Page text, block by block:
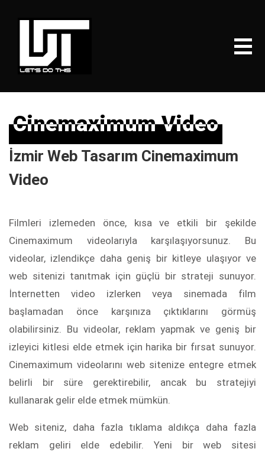
Cinemaximum Video
Cinemaximum Video
İzmir Web Tasarım Cinemaximum
Video
Filmleri izlemeden önce, kısa ve etkili bir şekilde
Cinemaximum videolarıyla karşılaşıyorsunuz. Bu
videolar, izlendikçe daha geniş bir kitleye ulaşıyor ve
web sitenizi tanıtmak için güçlü bir strateji sunuyor.
İnternetten video izlerken veya sinemada film
başlamadan önce karşınıza çıktıklarını görmüş
olabilirsiniz. Bu videolar, reklam yapmak ve geniş bir
izleyici kitlesi elde etmek için harika bir fırsat sunuyor.
Cinemaximum videolarını web sitenize entegre etmek
belirli bir süre gerektirebilir, ancak bu stratejiyi
kullanarak gelir elde etmek mümkün.
Web siteniz, daha fazla tıklama aldıkça daha fazla
reklam geliri elde edebilir. Yeni bir web sitesi